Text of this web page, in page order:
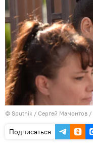
© Sputnik / Сергей Мамонтов /
Подписаться